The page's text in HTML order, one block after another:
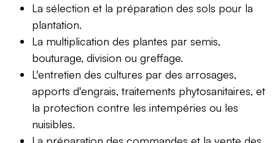
La sélection et la préparation des sols pour la
plantation.
La multiplication des plantes par semis,
bouturage, division ou greffage.
L'entretien des cultures par des arrosages,
apports d'engrais, traitements phytosanitaires, et
la protection contre les intempéries ou les
nuisibles.